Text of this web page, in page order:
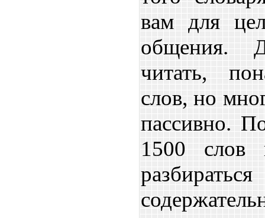
вам для
общения.
читать,
слов, но
пассивно.
1500 слов